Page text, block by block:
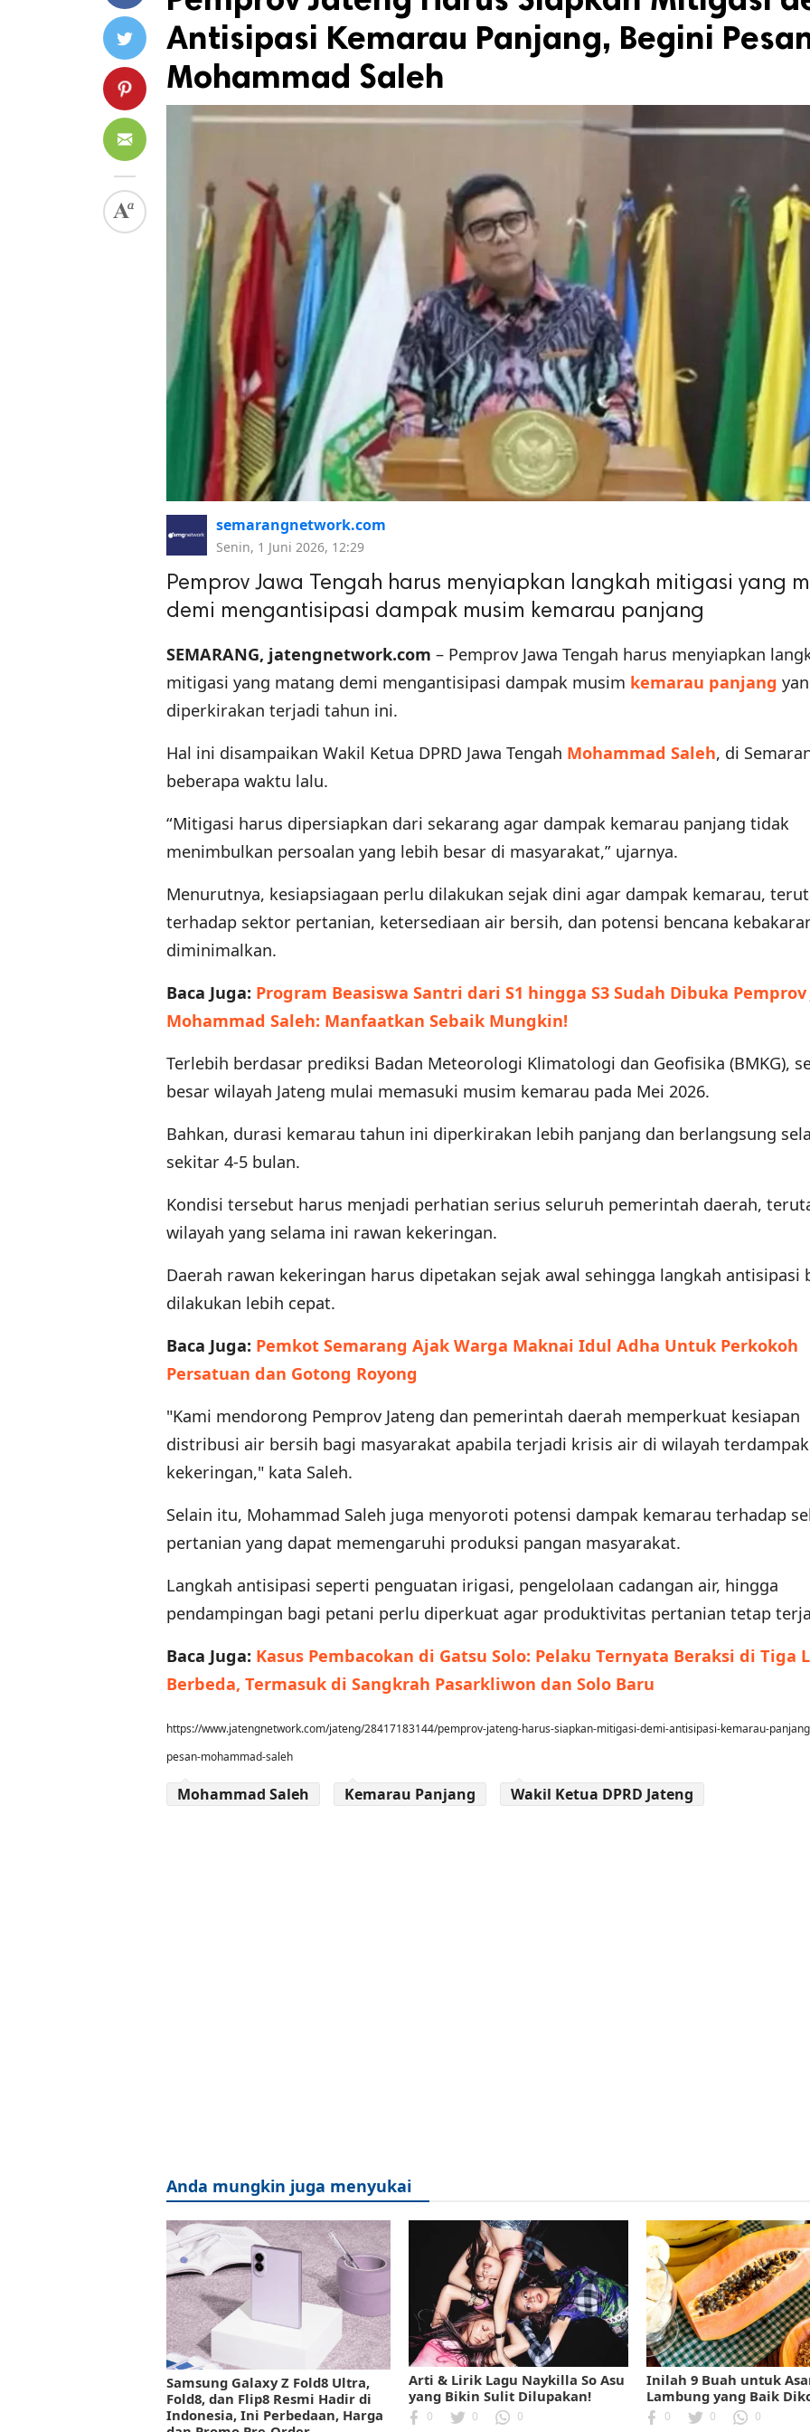
Antisipasi Kemarau Panjang, Begini
Mohammad Saleh
semarangnetwork.com
Senin, 1 Juni 2026, 12:29
Pemprov Jawa Tengah harus menyiapkan langkah mitigasi yang
demi mengantisipasi dampak musim kemarau panjang
SEMARANG, jatengnetwork.com – Pemprov Jawa Tengah harus menyiapkan
mitigasi yang matang demi mengantisipasi dampak musim kemarau panjang
diperkirakan terjadi tahun ini.
Hal ini disampaikan Wakil Ketua DPRD Jawa Tengah Mohammad Saleh, di
beberapa waktu lalu.
“Mitigasi harus dipersiapkan dari sekarang agar dampak kemarau panjang tidak
menimbulkan persoalan yang lebih besar di masyarakat,” ujarnya.
Menurutnya, kesiapsiagaan perlu dilakukan sejak dini agar dampak kemarau,
terhadap sektor pertanian, ketersediaan air bersih, dan potensi bencana
diminimalkan.
Baca Juga: Program Beasiswa Santri dari S1 hingga S3 Sudah Dibuka
Mohammad Saleh: Manfaatkan Sebaik Mungkin!
Terlebih berdasar prediksi Badan Meteorologi Klimatologi dan Geofisika (BMKG),
besar wilayah Jateng mulai memasuki musim kemarau pada Mei 2026.
Bahkan, durasi kemarau tahun ini diperkirakan lebih panjang dan berlangsung
sekitar 4-5 bulan.
Kondisi tersebut harus menjadi perhatian serius seluruh pemerintah daerah,
wilayah yang selama ini rawan kekeringan.
Daerah rawan kekeringan harus dipetakan sejak awal sehingga langkah antisipasi
dilakukan lebih cepat.
Baca Juga: Pemkot Semarang Ajak Warga Maknai Idul Adha Untuk Perkokoh
Persatuan dan Gotong Royong
"Kami mendorong Pemprov Jateng dan pemerintah daerah memperkuat kesiapan
distribusi air bersih bagi masyarakat apabila terjadi krisis air di wilayah terdampak
kekeringan," kata Saleh.
Selain itu, Mohammad Saleh juga menyoroti potensi dampak kemarau terhadap
pertanian yang dapat memengaruhi produksi pangan masyarakat.
Langkah antisipasi seperti penguatan irigasi, pengelolaan cadangan air, hingga
pendampingan bagi petani perlu diperkuat agar produktivitas pertanian tetap
Baca Juga: Kasus Pembacokan di Gatsu Solo: Pelaku Ternyata Beraksi di Tiga
Berbeda, Termasuk di Sangkrah Pasarkliwon dan Solo Baru
https://www.jatengnetwork.com/jateng/28417183144/pemprov-jateng-harus-siapkan-mitigasi-demi-antisipasi-kemarau-
pesan-mohammad-saleh
Mohammad Saleh Kemarau Panjang Wakil Ketua DPRD Jateng
Anda mungkin juga menyukai
Samsung Galaxy Z Fold8 Ultra,
Fold8, dan Flip8 Resmi Hadir di
Indonesia, Ini Perbedaan, Harga
Arti & Lirik Lagu Naykilla So Asu
yang Bikin Sulit Dilupakan!
0 0 0
Inilah 9 Buah untuk
Lambung yang Baik
0 0 0